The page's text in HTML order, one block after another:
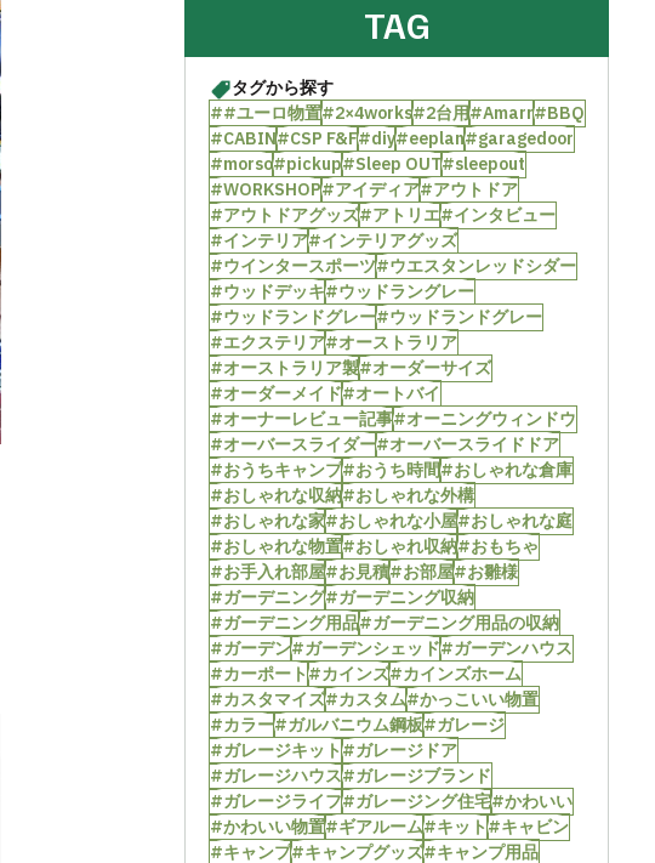
TAG
タグから探す
##ユーロ物置#2×4works#2台用#Amarr#BBQ
#CABIN#CSP F&F#diy#eeplan#garagedoor
#morso#pickup#Sleep OUT#sleepout
#WORKSHOP#アイディア#アウトドア
#アウトドアグッズ#アトリエ#インタビュー
#インテリア#インテリアグッズ
#ウインタースポーツ#ウエスタンレッドシダー
#ウッドデッキ#ウッドラングレー
#ウッドランドグレー#ウッドランドグレー
#エクステリア#オーストラリア
#オーストラリア製#オーダーサイズ
#オーダーメイド#オートバイ
#オーナーレビュー記事#オーニングウィンドウ
#オーバースライダー#オーバースライドドア
#おうちキャンプ#おうち時間#おしゃれな倉庫
#おしゃれな収納#おしゃれな外構
#おしゃれな家#おしゃれな小屋#おしゃれな庭
#おしゃれな物置#おしゃれ収納#おもちゃ
#お手入れ部屋#お見積#お部屋#お雛様
#ガーデニング#ガーデニング収納
#ガーデニング用品#ガーデニング用品の収納
#ガーデン#ガーデンシェッド#ガーデンハウス
#カーポート#カインズ#カインズホーム
#カスタマイズ#カスタム#かっこいい物置
#カラー#ガルバニウム鋼板#ガレージ
#ガレージキット#ガレージドア
#ガレージハウス#ガレージブランド
#ガレージライフ#ガレージング住宅#かわいい
#かわいい物置#ギアルーム#キット#キャビン
#キャンプ#キャンプグッズ#キャンプ用品